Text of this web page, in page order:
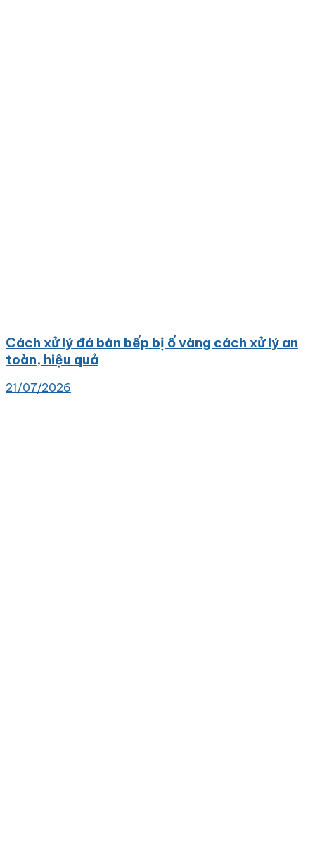
Cách xử lý đá bàn bếp bị ố vàng cách xử lý an
toàn, hiệu quả
21/07/2026